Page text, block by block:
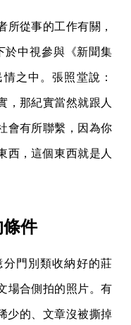
所從事的工作有關，
於中視參與《新聞集
之中。張照堂說：
，那紀實當然就跟人
會有所聯繫，因為你
西，這個東西就是人
件
門別類收納好的莊
場合側拍的照片。有
少的、文章沒被撕掉